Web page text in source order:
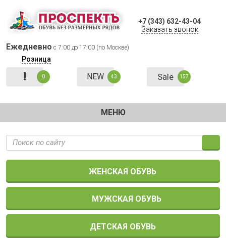
+7 (343) 632-43-04
Заказать звонок
Ежедневно с 7:00 до 17:00 (по Москве)
Розница
! 0 NEW 43 Sale 157
МЕНЮ
ЖЕНСКАЯ ОБУВЬ
МУЖСКАЯ ОБУВЬ
ДЕТСКАЯ ОБУВЬ